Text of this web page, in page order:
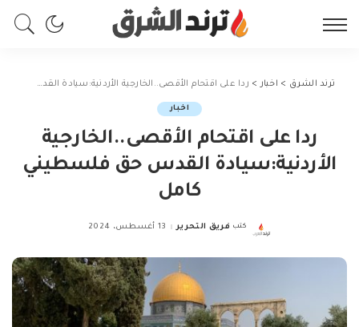
ترند الشرق > اخبار > ردا على اقتحام الأقصى..الخارجية الأردنية:سيادة القدس حق فلسطيني كامل
اخبار
ردا على اقتحام الأقصى..الخارجية
الأردنية:سيادة القدس حق فلسطيني
كامل
Posted
كتب فريق التحرير 13 أغسطس، 2024